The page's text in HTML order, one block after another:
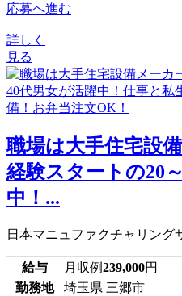
応募へ進む
詳しく
見る
職場は大手住宅設
経験スタートの20
中！...
日本マニュファクチャリング
給与 月収例239,000円
勤務地
埼玉県 三郷市